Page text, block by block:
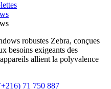
robustes Zebra, conçues
besoins exigeants des
allient la polyvalence
71 750 887